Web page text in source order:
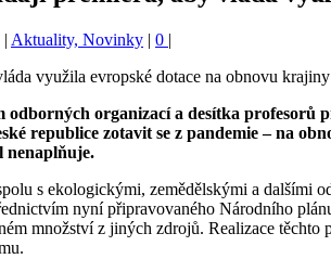
| Aktuality, Novinky | 0 |
odborných organizací a desítka
republice zotavit se z pandemie – na
nenaplňuje.
s ekologickými, zemědělskými a dalšími
nyní připravovaného Národního
množství z jiných zdrojů. Realizace